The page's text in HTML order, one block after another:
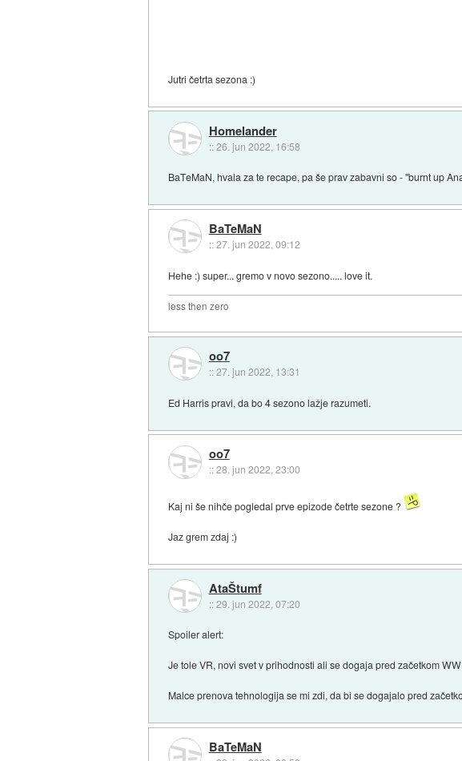
Jutri četrta sezona :)
Homelander
::26. jun 2022, 16:58
BaTeMaN, hvala za te recape, pa še prav zabavni so - "burnt up
BaTeMaN
::27. jun 2022, 09:12
Hehe :) super... gremo v novo sezono..... love it.
less then zero
oo7
::27. jun 2022, 13:31
Ed Harris pravi, da bo 4 sezono lažje razumeti.
oo7
::28. jun 2022, 23:00
Kaj ni še nihče pogledal prve epizode četrte sezone ?
Jaz grem zdaj :)
AtaŠtumf
::29. jun 2022, 07:20
Spoiler alert:
Je tole VR, novi svet v prihodnosti ali se dogaja pred začetkom
Malce prenova tehnologija se mi zdi, da bi se dogajalo pred
BaTeMaN